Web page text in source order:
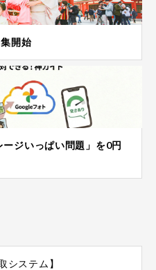
開始
ージいっぱい問題」を0円
システム】